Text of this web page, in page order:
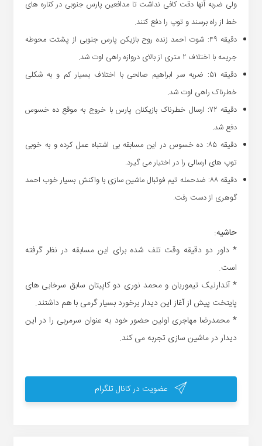
ولی ضربه آنها دقت کافی نداشت تا مدافعین پارس جنوبی در کناره های
خط از راه برسند و توپ را دفع کنند.
دقیقه ۴۹: شوت احمد زنده روح بازیکن پارس جنوبی از پشتت محوطه
جریمه با اختلاف ۲ متری از بالای دروازه راهی اوت شد.
دقیقه ۵۱: ضربه سر ابراهیم صالحی با اختلاف بسیار کم و به شکلی
خطرناک راهی اوت شد.
دقیقه ۷۲: ارسال خطرناک بازیکنان پارس با خروج به موقع ده خسوس
دفع شد.
دقیقه ۸۵: ده خسوس در این مسابقه بی اشتباه عمل کرده و به خوبی
توپ های ارسالی را در اختیار می گیرد.
دقیقه ۸۸: ضدحمله تیم فوتبال ماشین سازی با واکنش بسیار خوب احمد
گوهری از دست رفت.
حاشیه:
* داور دو دقیقه وقت تلف شده برای این مسابقه در نظر گرفته
است.
* آندارنیک تیموریان و محمد نوری دو کاپیتان سابق سرخابی های
پایتخت پیش از آغاز این دیدار برخورد بسیار گرمی با هم داشتند.
* محمدرضا مهاجری اولین حضور خود به عنوان سرمربی را در این
دیدار در ماشین سازی تجربه می کند.
عضویت در کانال تلگرام